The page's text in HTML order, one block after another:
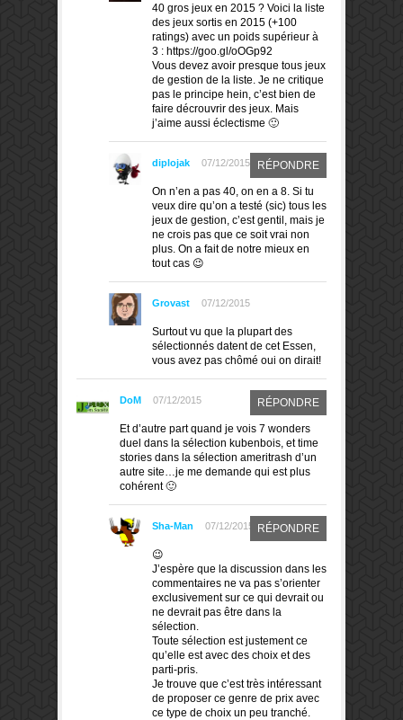
40 gros jeux en 2015 ? Voici la liste
des jeux sortis en 2015 (+100
ratings) avec un poids supérieur à
3 : https://goo.gl/oOGp92
Vous devez avoir presque tous jeux
de gestion de la liste. Je ne critique
pas le principe hein, c’est bien de
faire décrouvrir des jeux. Mais
j’aime aussi éclectisme 🙂
diplojak 07/12/2015 RÉPONDRE
On n’en a pas 40, on en a 8. Si tu
veux dire qu’on a testé (sic) tous les
jeux de gestion, c’est gentil, mais je
ne crois pas que ce soit vrai non
plus. On a fait de notre mieux en
tout cas 😉
Grovast 07/12/2015
Surtout vu que la plupart des
sélectionnés datent de cet Essen,
vous avez pas chômé oui on dirait!
DoM 07/12/2015 RÉPONDRE
Et d’autre part quand je vois 7 wonders
duel dans la sélection kubenbois, et time
stories dans la sélection ameritrash d’un
autre site…je me demande qui est plus
cohérent 🙂
Sha-Man 07/12/2015 RÉPONDRE
😉
J’espère que la discussion dans les
commentaires ne va pas s’orienter
exclusivement sur ce qui devrait ou
ne devrait pas être dans la
sélection.
Toute sélection est justement ce
qu’elle est avec des choix et des
parti-pris.
Je trouve que c’est très intéressant
de proposer ce genre de prix avec
ce type de choix un peu tranché.